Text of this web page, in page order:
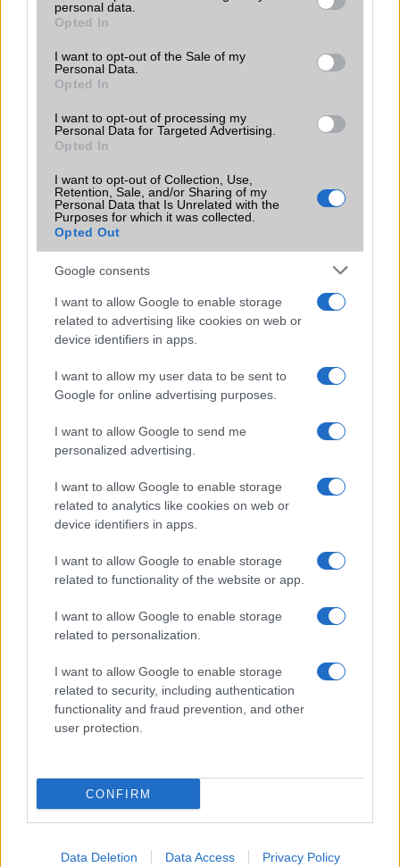
grant or deny consent to Google and its third-party tags to
use your data for below specified purposes in below Google
consent section.
personal data.
Opted In
I want to opt-out of the Sale of my
Personal Data.
Opted In
I want to opt-out of processing my
Personal Data for Targeted Advertising.
Opted In
I want to opt-out of Collection, Use,
Retention, Sale, and/or Sharing of my
Personal Data that Is Unrelated with the
Purposes for which it was collected.
Opted Out
Google consents
I want to allow Google to enable storage
related to advertising like cookies on web or
device identifiers in apps.
I want to allow my user data to be sent to
Google for online advertising purposes.
I want to allow Google to send me
personalized advertising.
I want to allow Google to enable storage
related to analytics like cookies on web or
device identifiers in apps.
I want to allow Google to enable storage
related to functionality of the website or app.
I want to allow Google to enable storage
related to personalization.
I want to allow Google to enable storage
related to security, including authentication
functionality and fraud prevention, and other
user protection.
CONFIRM
Data Deletion Data Access Privacy Policy
Realme
Samsung
Xiaomi
Összes márka
Keressen a telefonboltok ajánlatai között!
TELEFONOK GYORSLISTA